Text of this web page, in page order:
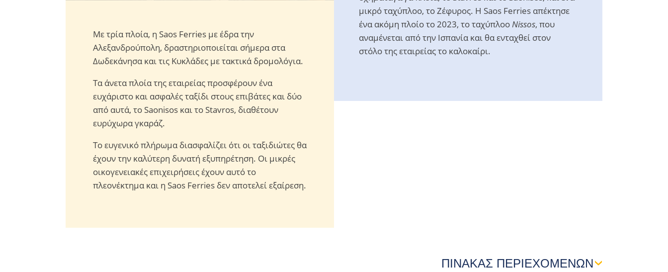
Με τρία πλοία, η Saos Ferries με έδρα την
Αλεξανδρούπολη, δραστηριοποιείται σήμερα στα
Δωδεκάνησα και τις Κυκλάδες με τακτικά δρομολόγια.
Τα άνετα πλοία της εταιρείας προσφέρουν ένα
ευχάριστο και ασφαλές ταξίδι στους επιβάτες και δύο
από αυτά, το Saonisos και το Stavros, διαθέτουν
ευρύχωρα γκαράζ.
Το ευγενικό πλήρωμα διασφαλίζει ότι οι ταξιδιώτες θα
έχουν την καλύτερη δυνατή εξυπηρέτηση. Οι μικρές
οικογενειακές επιχειρήσεις έχουν αυτό το
πλεονέκτημα και η Saos Ferries δεν αποτελεί εξαίρεση.
μικρό ταχύπλοο, το Ζέφυρος. Η Saos Ferries απέκτησε
ένα ακόμη πλοίο το 2023, το ταχύπλοοNissos, που
αναμένεται από την Ισπανία και θα ενταχθεί στον
στόλο της εταιρείας το καλοκαίρι.
ΠΙΝΑΚΑΣ ΠΕΡΙΕΧΟΜΕΝΩΝ